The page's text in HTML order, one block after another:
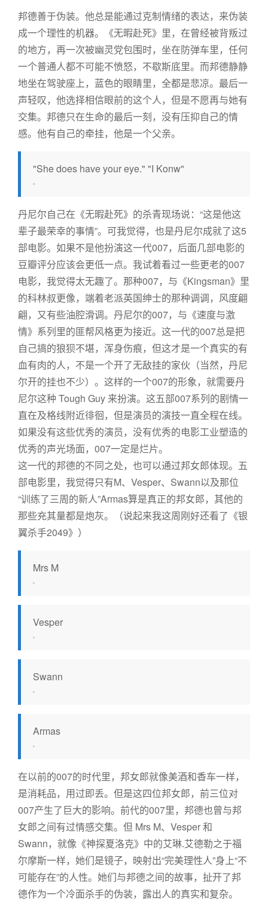
邦德善于伪装。他总是能通过克制情绪的表达，来伪装
成一个理性的机器。《无暇赴死》里，在曾经被背叛过
的地方，再一次被幽灵党包围时，坐在防弹车里，任何
一个普通人都不可能不愤怒，不歇斯底里。而邦德静静
地坐在驾驶座上，蓝色的眼睛里，全都是悲凉。最后一
声轻叹，他选择相信眼前的这个人，但是不愿再与她有
交集。邦德只在生命的最后一刻，没有压抑自己的情
感。他有自己的牵挂，他是一个父亲。
"She does have your eye." "I Konw"
丹尼尔自己在《无暇赴死》的杀青现场说：“这是他这
辈子最荣幸的事情”。可我觉得，也是丹尼尔成就了这5
部电影。如果不是他扮演这一代007，后面几部电影的
豆瓣评分应该会更低一点。我试着看过一些更老的007
电影，我觉得太无趣了。那种007，与《Kingsman》里
的科林叔更像，端着老派英国绅士的那种调调，风度翩
翩，又有些油腔滑调。丹尼尔的007，与《速度与激
情》系列里的匪帮风格更为接近。这一代的007总是把
自己搞的狼狈不堪，浑身伤痕，但这才是一个真实的有
血有肉的人，不是一个开了无敌挂的家伙（当然，丹尼
尔开的挂也不少）。这样的一个007的形象，就需要丹
尼尔这种 Tough Guy 来扮演。这五部007系列的剧情一
直在及格线附近徘徊，但是演员的演技一直全程在线。
如果没有这些优秀的演员，没有优秀的电影工业塑造的
优秀的声光场面，007一定是烂片。
这一代的邦德的不同之处，也可以通过邦女郎体现。五
部电影里，我觉得只有M、Vesper、Swann以及那位
“训练了三周的新人”Armas算是真正的邦女郎，其他的
那些充其量都是炮灰。（说起来我这周刚好还看了《银
翼杀手2049》）
Mrs M
Vesper
Swann
Armas
在以前的007的时代里，邦女郎就像美酒和香车一样，
是消耗品，用过即丢。但是这四位邦女郎，前三位对
007产生了巨大的影响。前代的007里，邦德也曾与邦
女郎之间有过情感交集。但 Mrs M、Vesper 和
Swann，就像《神探夏洛克》中的艾琳.艾德勒之于福
尔摩斯一样，她们是镜子，映射出“完美理性人”身上“不
可能存在”的人性。她们与邦德之间的故事，扯开了邦
德作为一个冷面杀手的伪装，露出人的真实和复杂。